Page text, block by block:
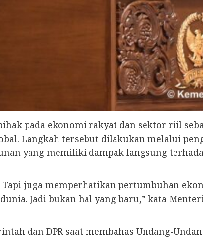
pada ekonomi rakyat dan sektor riil
Langkah tersebut dilakukan melalui
yang memiliki dampak langsung
juga memperhatikan pertumbuhan
Jadi bukan hal yang baru,” kata
dan DPR saat membahas Undang-